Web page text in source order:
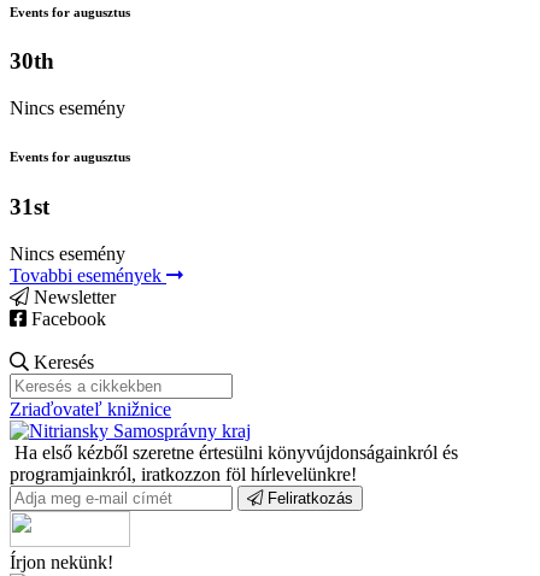
Events for augusztus
30th
Nincs esemény
Events for augusztus
31st
Nincs esemény
Tovabbi események
Newsletter
Facebook
Keresés
Zriaďovateľ knižnice
Ha első kézből szeretne értesülni könyvújdonságainkról és
programjainkról, iratkozzon föl hírlevelünkre!
Feliratkozás
Írjon nekünk!